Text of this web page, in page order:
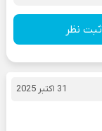
ثبت نظر
31 اکتبر 2025